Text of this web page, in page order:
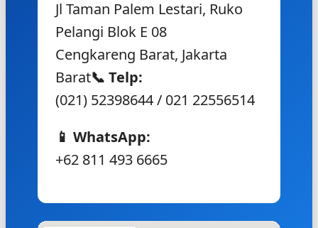
Jl Taman Palem Lestari, Ruko
Pelangi Blok E 08
Cengkareng Barat, Jakarta
Barat📞 Telp:
(021) 52398644 / 021 22556514
📱 WhatsApp:
+62 811 493 6665